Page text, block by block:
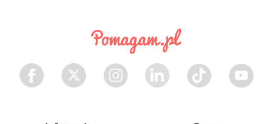
Facebook Twitter Instagram LinkedIn TikTok Youtube